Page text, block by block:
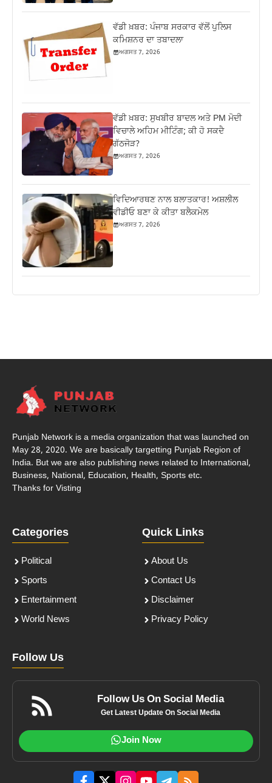
ਵੱਡੀ ਖ਼ਬਰ: ਪੰਜਾਬ ਸਰਕਾਰ ਵੱਲੋਂ ਪੁਲਿਸ
ਕਮਿਸ਼ਨਰ ਦਾ ਤਬਾਦਲਾ
ਅਗਸਤ 7, 2026
ਵੱਡੀ ਖ਼ਬਰ: ਸੁਖਬੀਰ ਬਾਦਲ ਅਤੇ PM ਮੋਦੀ
ਵਿਚਾਲੇ ਅਹਿਮ ਮੀਟਿੰਗ; ਕੀ ਹੋ ਸਕਦੈ
ਗੱਠਜੋੜ?
ਅਗਸਤ 7, 2026
ਵਿਦਿਆਰਥਣ ਨਾਲ ਬਲਾਤਕਾਰ! ਅਸ਼ਲੀਲ
ਵੀਡੀਓ ਬਣਾ ਕੇ ਕੀਤਾ ਬਲੈਕਮੇਲ
ਅਗਸਤ 7, 2026
Punjab Network is a media organization that was launched on
May 28, 2020. We are basically targetting Punjab Region of
India. But we are also publishing news related to International,
Business, National, Education, Health, Sports etc.
Thanks for Visting
Categories
Political
Sports
Entertainment
World News
Quick Links
About Us
Contact Us
Disclaimer
Privacy Policy
Follow Us
Follow Us On Social Media
Get Latest Update On Social Media
Join Now